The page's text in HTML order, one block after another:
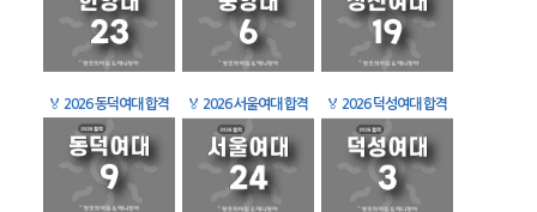
🏅 2026 동덕여대 합격 🏅 2026 서울여대 합격 🏅 2026 덕성여대 합격